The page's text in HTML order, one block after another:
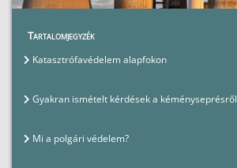
Tartalomjegyzék
Katasztrófavédelem alapfokon
Gyakran ismételt kérdések a kéményseprésről
Mi a polgári védelem?